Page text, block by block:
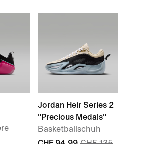
Jordan Heir Series 2
"Precious Medals"
Basketballschuh